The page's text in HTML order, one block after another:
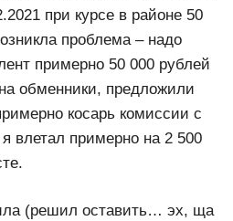
при курсе в районе 50
проблема – надо
примерно 50 000 рублей
обменники, предложили
косарь комиссии с
влетал примерно на 2 500
(решил оставить… эх, ща